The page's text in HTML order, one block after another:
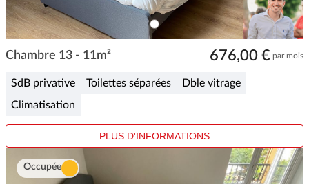
ITEM
1
Chambre 13 - 11m² 676,00 € par mois
SdB privative Toilettes séparées
Dble vitrage
Climatisation
PLUS D'INFORMATIONS
Occupée